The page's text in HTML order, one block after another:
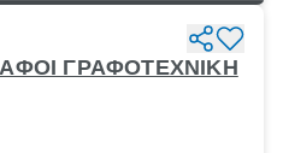
ΓΡΑΦΟΤΕΧΝΙΚΗ